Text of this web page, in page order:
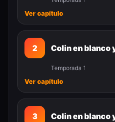
Ver capítulo
2 Colin en blanco
Temporada 1
Ver capítulo
3 Colin en blanco